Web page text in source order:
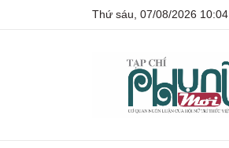
Thứ sáu, 07/08/2026 10:04